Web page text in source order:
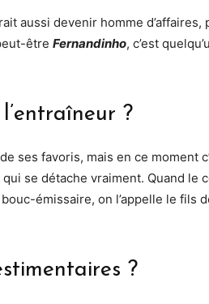
aussi devenir homme
être Fernandinho, c’est
?
ses favoris, mais en ce moment
qui se détache vraiment. Quand le
émissaire, on l’appelle le fils
?